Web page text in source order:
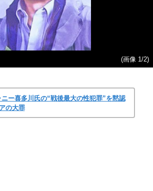
(画像 1/2)
ニー喜多川氏の“戦後最大の性犯罪”を黙認
の大罪